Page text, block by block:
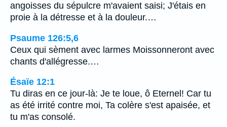
angoisses du sépulcre m'avaient saisi; J'étais en
proie à la détresse et à la douleur.…
Psaume 126:5,6
Ceux qui sèment avec larmes Moissonneront avec
chants d'allégresse.…
Ésaïe 12:1
Tu diras en ce jour-là: Je te loue, ô Eternel! Car tu
as été irrité contre moi, Ta colère s'est apaisée, et
tu m'as consolé.